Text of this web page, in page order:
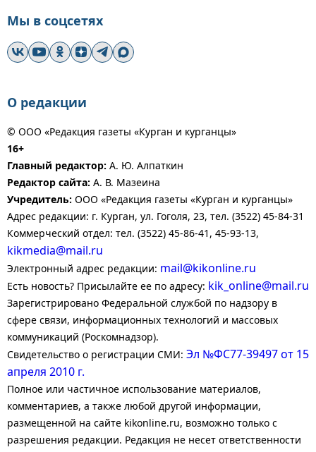
Мы в соцсетях
О редакции
© ООО «Редакция газеты «Курган и курганцы»
16+
Главный редактор: А. Ю. Алпаткин
Редактор сайта: А. В. Мазеина
Учредитель: ООО «Редакция газеты «Курган и курганцы»
Адрес редакции: г. Курган, ул. Гоголя, 23, тел. (3522) 45-84-31
Коммерческий отдел: тел. (3522) 45-86-41, 45-93-13,
kikmedia@mail.ru
Электронный адрес редакции: mail@kikonline.ru
Есть новость? Присылайте ее по адресу: kik_online@mail.ru
Зарегистрировано Федеральной службой по надзору в
сфере связи, информационных технологий и массовых
коммуникаций (Роскомнадзор).
Свидетельство о регистрации СМИ: Эл №ФС77-39497 от 15
апреля 2010 г.
Полное или частичное использование материалов,
комментариев, а также любой другой информации,
размещенной на сайте kikonline.ru, возможно только с
разрешения редакции. Редакция не несет ответственности